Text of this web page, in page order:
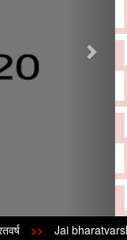
>> Jai bharatvarsh